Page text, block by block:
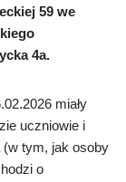
59 we
4a.
miały
uczniowie i
(w tym, jak osoby
o